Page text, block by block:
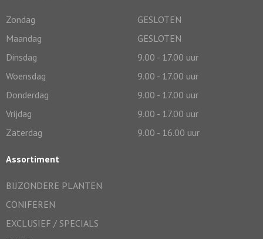
Zondag
GESLOTEN
Maandag
GESLOTEN
Dinsdag
9.00 - 17.00 uur
Woensdag
9.00 - 17.00 uur
Donderdag
9.00 - 17.00 uur
Vrijdag
9.00 - 17.00 uur
Zaterdag
9.00 - 16.00 uur
Assortiment
BIJZONDERE PLANTEN
CONIFEREN
EXCLUSIEF / SPECIALS